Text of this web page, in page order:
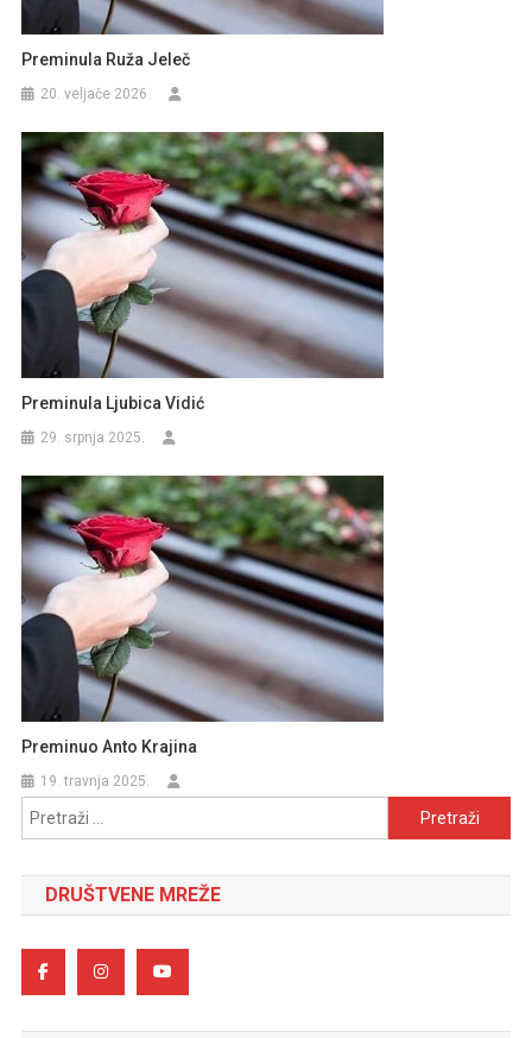
Preminula Ruža Jeleč
20. veljače 2026.
Preminula Ljubica Vidić
29. srpnja 2025.
Preminuo Anto Krajina
19. travnja 2025.
Pretraži:
DRUŠTVENE MREŽE